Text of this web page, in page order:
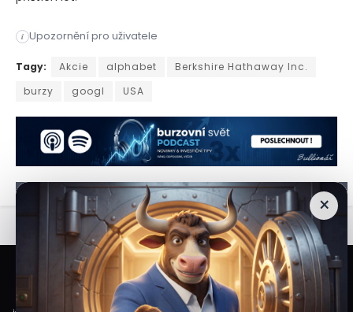
i Upozornění pro uživatele
Společnost Alphabet, mateřská společnost Googlu,
Tagy: Akcie alphabet
Berkshire Hathaway Inc.
burzy
googl USA
×
Veškeré informace a materiály zveřejněné na internetových stránkách
Burzovního Světa vycházejí z veřejně dostupných a důvěryhodných zdrojů. Při